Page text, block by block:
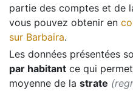
partie des comptes et de
vous pouvez obtenir en
sur Barbaira.
Les données présentées
par habitant ce qui
moyenne de la strate